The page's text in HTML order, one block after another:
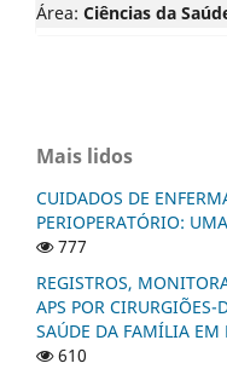
Área: Ciências da
Mais lidos
CUIDADOS DE
PERIOPERATÓRIO:
777
REGISTROS,
APS POR CIRURGIÕES-
SAÚDE DA FAMÍLIA EM
610